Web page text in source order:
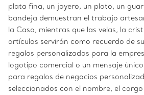
plata fina, un joyero, un plato, un
bandeja demuestran el trabajo
la Casa, mientras que las velas, la
artículos servirán como recuerdo de
regalos personalizados para la
logotipo comercial o un mensaje
para regalos de negocios
seleccionados con el nombre, el